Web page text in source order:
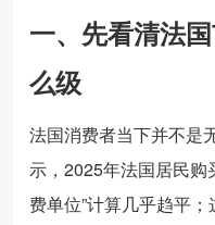
一、先看清法
么级
法国消费者当下并不是
示，2025年法国居民购
费单位”计算几乎趋平